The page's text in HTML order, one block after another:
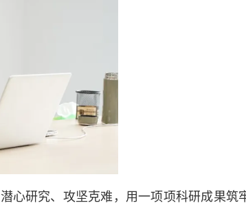
心研究、攻坚克难，用一项项科研成果筑